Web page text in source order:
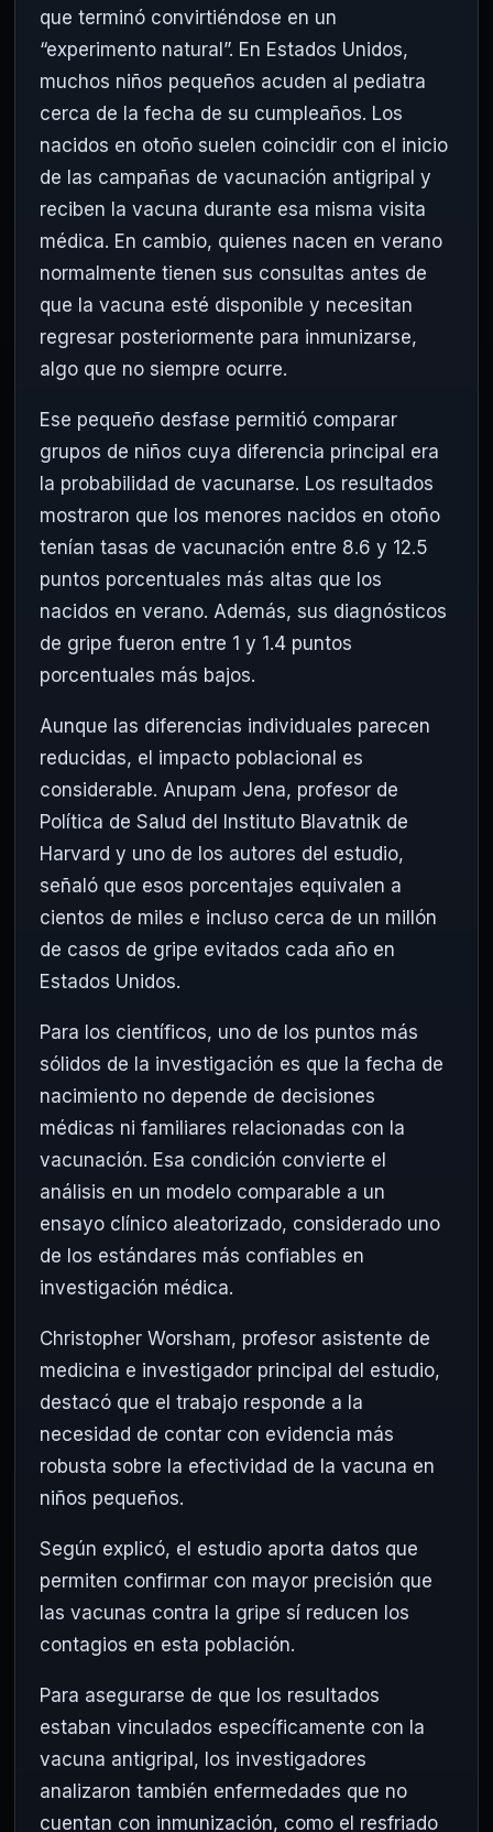
que terminó convirtiéndose en un
“experimento natural”. En Estados Unidos,
muchos niños pequeños acuden al pediatra
cerca de la fecha de su cumpleaños. Los
nacidos en otoño suelen coincidir con el inicio
de las campañas de vacunación antigripal y
reciben la vacuna durante esa misma visita
médica. En cambio, quienes nacen en verano
normalmente tienen sus consultas antes de
que la vacuna esté disponible y necesitan
regresar posteriormente para inmunizarse,
algo que no siempre ocurre.
Ese pequeño desfase permitió comparar
grupos de niños cuya diferencia principal era
la probabilidad de vacunarse. Los resultados
mostraron que los menores nacidos en otoño
tenían tasas de vacunación entre 8.6 y 12.5
puntos porcentuales más altas que los
nacidos en verano. Además, sus diagnósticos
de gripe fueron entre 1 y 1.4 puntos
porcentuales más bajos.
Aunque las diferencias individuales parecen
reducidas, el impacto poblacional es
considerable. Anupam Jena, profesor de
Política de Salud del Instituto Blavatnik de
Harvard y uno de los autores del estudio,
señaló que esos porcentajes equivalen a
cientos de miles e incluso cerca de un millón
de casos de gripe evitados cada año en
Estados Unidos.
Para los científicos, uno de los puntos más
sólidos de la investigación es que la fecha de
nacimiento no depende de decisiones
médicas ni familiares relacionadas con la
vacunación. Esa condición convierte el
análisis en un modelo comparable a un
ensayo clínico aleatorizado, considerado uno
de los estándares más confiables en
investigación médica.
Christopher Worsham, profesor asistente de
medicina e investigador principal del estudio,
destacó que el trabajo responde a la
necesidad de contar con evidencia más
robusta sobre la efectividad de la vacuna en
niños pequeños.
Según explicó, el estudio aporta datos que
permiten confirmar con mayor precisión que
las vacunas contra la gripe sí reducen los
contagios en esta población.
Para asegurarse de que los resultados
estaban vinculados específicamente con la
vacuna antigripal, los investigadores
analizaron también enfermedades que no
cuentan con inmunización, como el resfriado